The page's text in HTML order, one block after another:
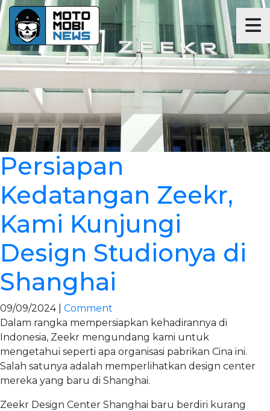
Persiapan
Kedatangan Zeekr,
Kami Kunjungi
Design Studionya di
Shanghai
09/09/2024 | Comment
Dalam rangka mempersiapkan kehadirannya di
Indonesia, Zeekr mengundang kami untuk
mengetahui seperti apa organisasi pabrikan Cina ini.
Salah satunya adalah memperlihatkan design center
mereka yang baru di Shanghai.
Zeekr Design Center Shanghai baru berdiri kurang